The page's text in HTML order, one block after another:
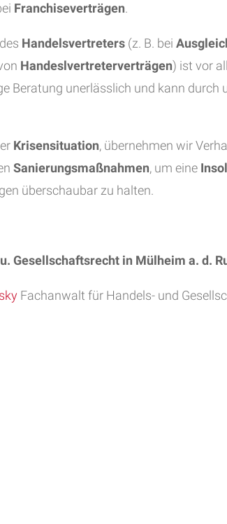
Franchiseverträgen
Handelsvertreters (z. B. bei
Handeslvertreterverträgen) ist vor
Beratung unerlässlich und kann durch
Krisensituation, übernehmen wir
Sanierungsmaßnahmen, um eine
überschaubar zu halten.
Gesellschaftsrecht in Mülheim a. d.
Fachanwalt für Handels- und